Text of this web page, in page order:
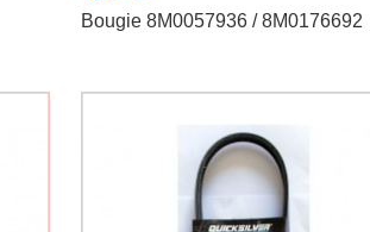
Bougie 8M0057936 / 8M0176692